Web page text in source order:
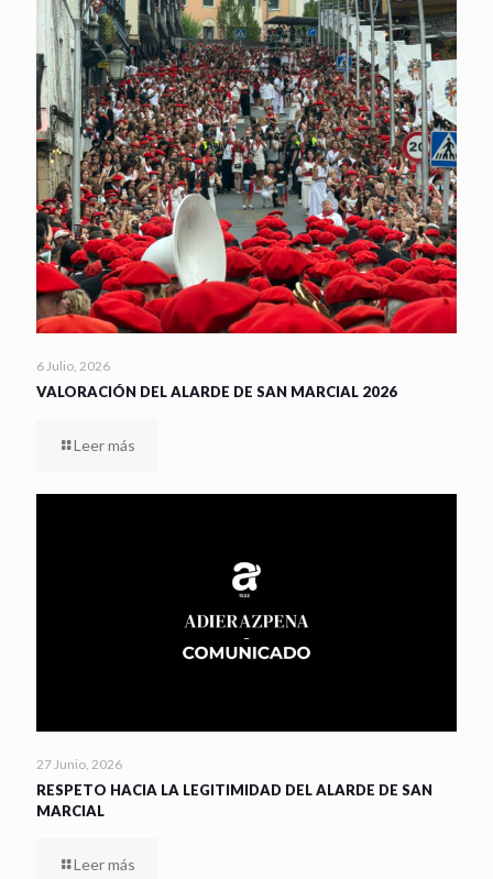
6 Julio, 2026
VALORACIÓN DEL ALARDE DE SAN MARCIAL 2026
Leer más
27 Junio, 2026
RESPETO HACIA LA LEGITIMIDAD DEL ALARDE DE SAN
MARCIAL
Leer más